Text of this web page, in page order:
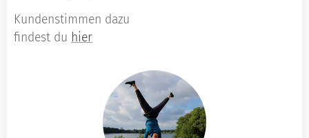
Kundenstimmen dazu
findest du hier